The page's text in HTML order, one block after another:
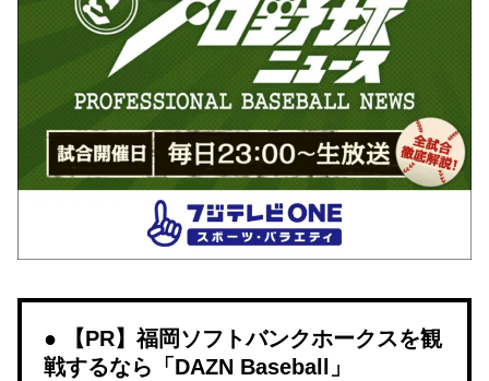
【PR】福岡ソフトバンクホークスを観
戦するなら「DAZN Baseball」